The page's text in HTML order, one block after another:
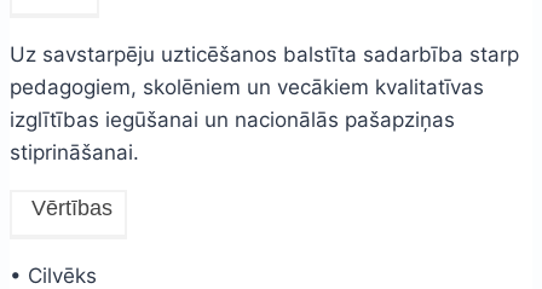
Uz savstarpēju uzticēšanos balstīta sadarbība starp
pedagogiem, skolēniem un vecākiem kvalitatīvas
izglītības iegūšanai un nacionālās pašapziņas
stiprināšanai.
Vērtības
• Cilvēks